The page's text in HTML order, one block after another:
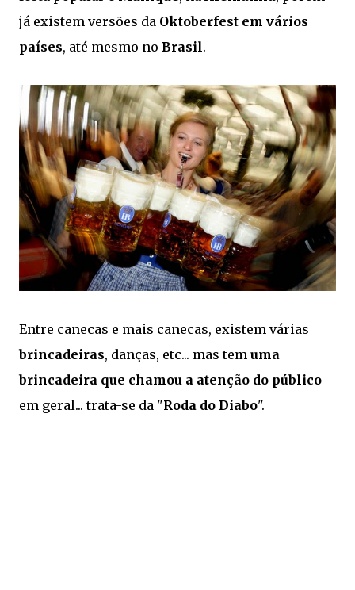
já existem versões da Oktoberfest em vários
países, até mesmo no Brasil.
Entre canecas e mais canecas, existem várias
brincadeiras, danças, etc... mas tem uma
brincadeira que chamou a atenção do público
em geral... trata-se da "Roda do Diabo".